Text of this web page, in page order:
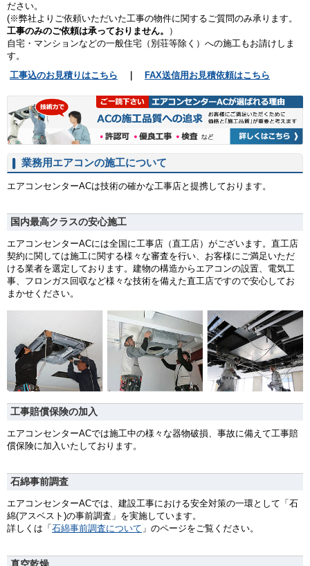
ださい。
(※弊社よりご依頼いただいた工事の物件に関するご質問のみ承ります。
工事のみのご依頼は承っておりません。
）
自宅・マンションなどの一般住宅（別荘等除く）への施工もお請けしま
す。
工事込のお見積りはこちら
FAX送信用お見積依頼はこちら
業務用エアコンの施工について
エアコンセンターACは技術の確かな工事店と提携しております。
国内最高クラスの安心施工
エアコンセンターACには全国に工事店（直工店）がございます。直工店
契約に関しては施工に関する様々な審査を行い、お客様にご満足いただ
ける業者を選定しております。建物の構造からエアコンの設置、電気工
事、フロンガス回収など様々な技術を備えた直工店ですので安心してお
まかせください。
工事賠償保険の加入
エアコンセンターACでは施工中の様々な器物破損、事故に備えて工事賠
償保険に加入いたしております。
石綿事前調査
エアコンセンターACでは、建設工事における安全対策の一環として「石
綿(アスベスト)の事前調査」を実施しています。
詳しくは「 石綿事前調査について 」のページをご覧ください。